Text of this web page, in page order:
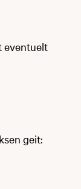
eventuelt
geit: